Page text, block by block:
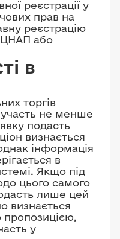
реєстрації у
прав на
реєстрацію
ЦНАП або
в
торгів
не менше
подасть
визнається
інформація
в
Якщо під
цього самого
лише цей
визнається
у